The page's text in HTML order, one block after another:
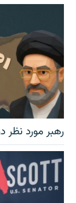
رهبر مورد